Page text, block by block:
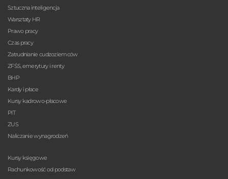
Sztuczna inteligencja
Warsztaty HR
Prawo pracy
Czas pracy
Zatrudnianie cudzoziemców
ZFŚS, emerytury i renty
BHP
Kardy i płace
Kursy kadrowo-płacowe
PIT
ZUS
Naliczanie wynagrodzeń
Kursy księgowe
Rachunkowość od podstaw